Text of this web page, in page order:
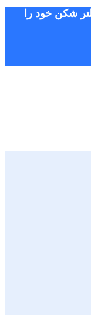
شکن خود را